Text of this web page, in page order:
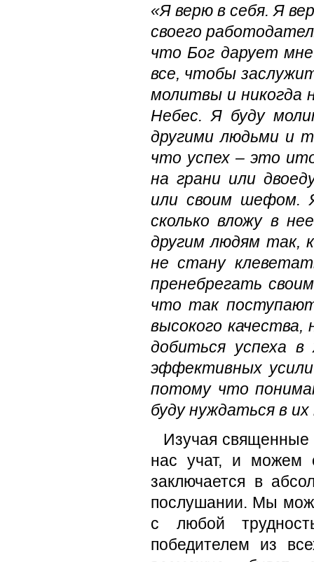
«Я верю в себя. Я
своего
что Бог дарует
все, чтобы
молитвы и никогда
Небес. Я буду
другими людьми и
что успех – это
на грани или
или своим шефом.
сколько вложу в
другим людям так,
не стану
пренебрегать
что так
высокого
добиться успеха
эффективных
потому что
буду нуждаться в
Изучая священные
нас учат, и можем
заключается в
послушании. Мы
с любой
победителем из